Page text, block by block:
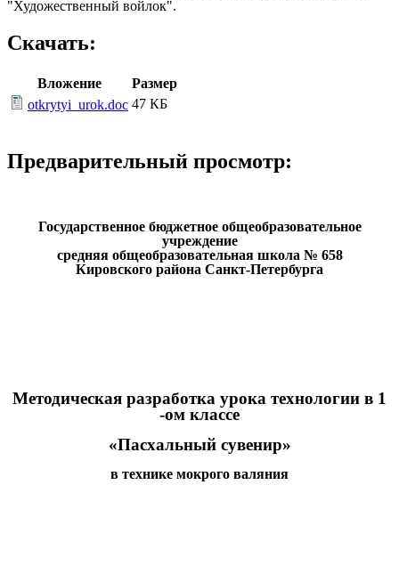
"Художественный войлок".
Скачать:
Вложение
Размер
otkrytyi_urok.doc 47 КБ
Предварительный просмотр:
Государственное бюджетное общеобразовательное
учреждение
средняя общеобразовательная школа № 658
Кировского района Санкт-Петербурга
Методическая разработка урока технологии в 1
-ом классе
«Пасхальный сувенир»
в технике мокрого валяния